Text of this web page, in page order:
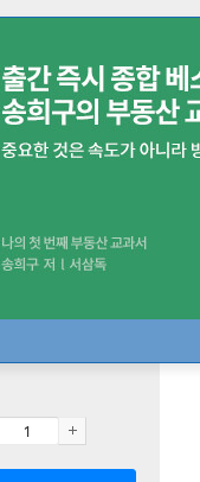
노년을 맞이하
こと老いる生き方